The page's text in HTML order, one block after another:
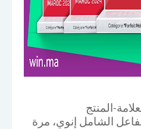
المنتج
الشامل إنوي، مرة